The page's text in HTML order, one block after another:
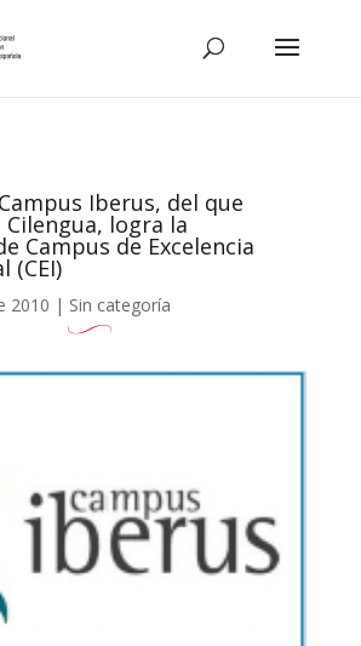
Iberus, del que
logra la
Campus de Excelencia
(CEI)
2010 | Sin categoría